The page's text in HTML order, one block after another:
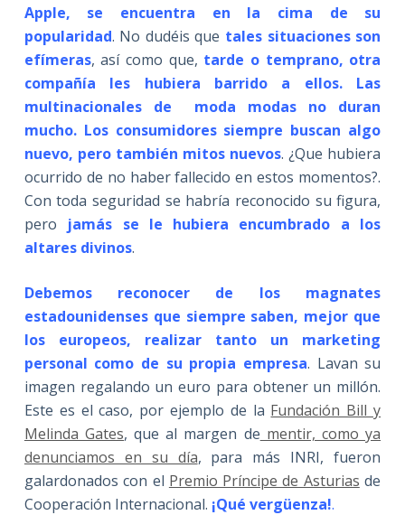
Apple, se encuentra en la cima de su
popularidad. No dudéis que tales situaciones son
efímeras, así como que, tarde o temprano, otra
compañía les hubiera barrido a ellos. Las
multinacionales de moda modas no duran
mucho. Los consumidores siempre buscan algo
nuevo, pero también mitos nuevos. ¿Que hubiera
ocurrido de no haber fallecido en estos momentos?.
Con toda seguridad se habría reconocido su figura,
pero jamás se le hubiera encumbrado a los
altares divinos.
Debemos reconocer de los magnates
estadounidenses que siempre saben, mejor que
los europeos, realizar tanto un marketing
personal como de su propia empresa. Lavan su
imagen regalando un euro para obtener un millón.
Este es el caso, por ejemplo de la Fundación Bill y
Melinda Gates, que al margen de mentir, como ya
denunciamos en su día, para más INRI, fueron
galardonados con el Premio Príncipe de Asturias de
Cooperación Internacional. ¡Qué vergüenza!.